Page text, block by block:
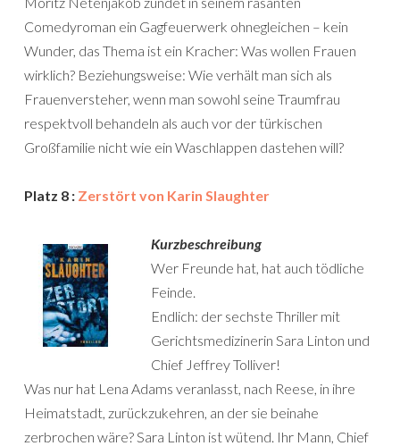
Comedyroman ein Gagfeuerwerk ohnegleichen – kein
Wunder, das Thema ist ein Kracher: Was wollen Frauen
wirklich? Beziehungsweise: Wie verhält man sich als
Frauenversteher, wenn man sowohl seine Traumfrau
respektvoll behandeln als auch vor der türkischen
Großfamilie nicht wie ein Waschlappen dastehen will?
Platz 8 : Zerstört von Karin Slaughter
Kurzbeschreibung
Wer Freunde hat, hat auch tödliche
Feinde.
Endlich: der sechste Thriller mit
Gerichtsmedizinerin Sara Linton und
Chief Jeffrey Tolliver!
Was nur hat Lena Adams veranlasst, nach Reese, in ihre
Heimatstadt, zurückzukehren, an der sie beinahe
zerbrochen wäre? Sara Linton ist wütend. Ihr Mann, Chief